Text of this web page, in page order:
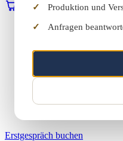
Produktion und
Anfragen
Warenkorb
Home
Marketing & Web
Werkstatt
Kontakt
Erstgespräch buchen